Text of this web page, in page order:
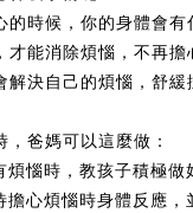
的時候，你的身體會有
才能消除煩惱，不再擔
解決自己的煩惱，舒緩
，爸媽可以這麼做：
惱時，教孩子積極做
心煩惱時身體反應，